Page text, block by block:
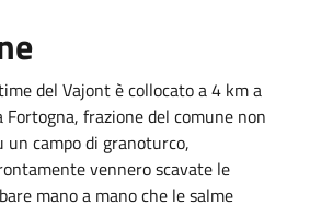
del Vajont è collocato a 4 km a
Fortogna, frazione del comune non
un campo di granoturco,
vennero scavate le
mano a mano che le salme